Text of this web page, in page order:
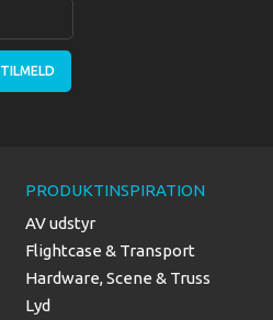
TILMELD
PRODUKTINSPIRATION
AV udstyr
Flightcase & Transport
Hardware, Scene & Truss
Lyd